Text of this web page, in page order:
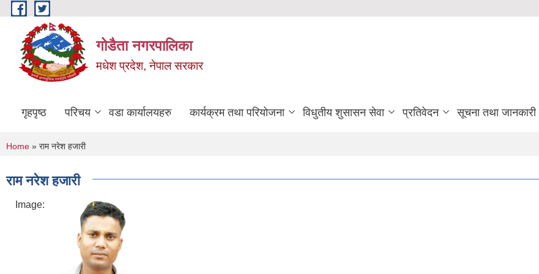
Skip to main content
गोडैता नगरपालिका
मधेश प्रदेश, नेपाल सरकार
गृहपृष्ठ परिचय वडा कार्यालयहरु कार्यक्रम तथा परियोजना विधुतीय शुसासन सेवा प्रतिवेदन सूचना तथा जानकारी
You are here
Home » राम नरेश हजारी
राम नरेश हजारी
Image: